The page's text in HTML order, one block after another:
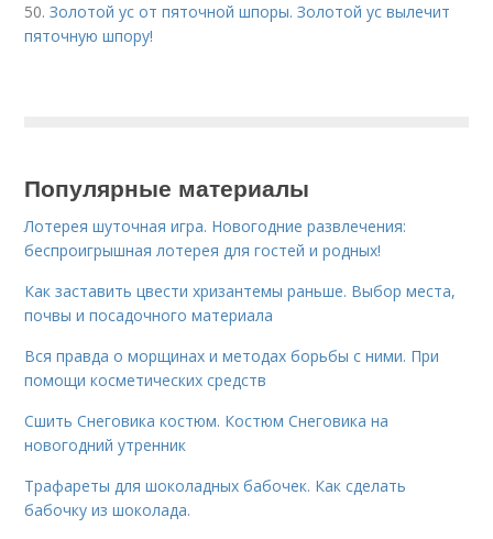
50.Золотой ус от пяточной шпоры. Золотой ус вылечит
пяточную шпору!
Популярные материалы
Лотерея шуточная игра. Новогодние развлечения:
беспроигрышная лотерея для гостей и родных!
Как заставить цвести хризантемы раньше. Выбор места,
почвы и посадочного материала
Вся правда о морщинах и методах борьбы с ними. При
помощи косметических средств
Сшить Снеговика костюм. Костюм Снеговика на
новогодний утренник
Трафареты для шоколадных бабочек. Как сделать
бабочку из шоколада.